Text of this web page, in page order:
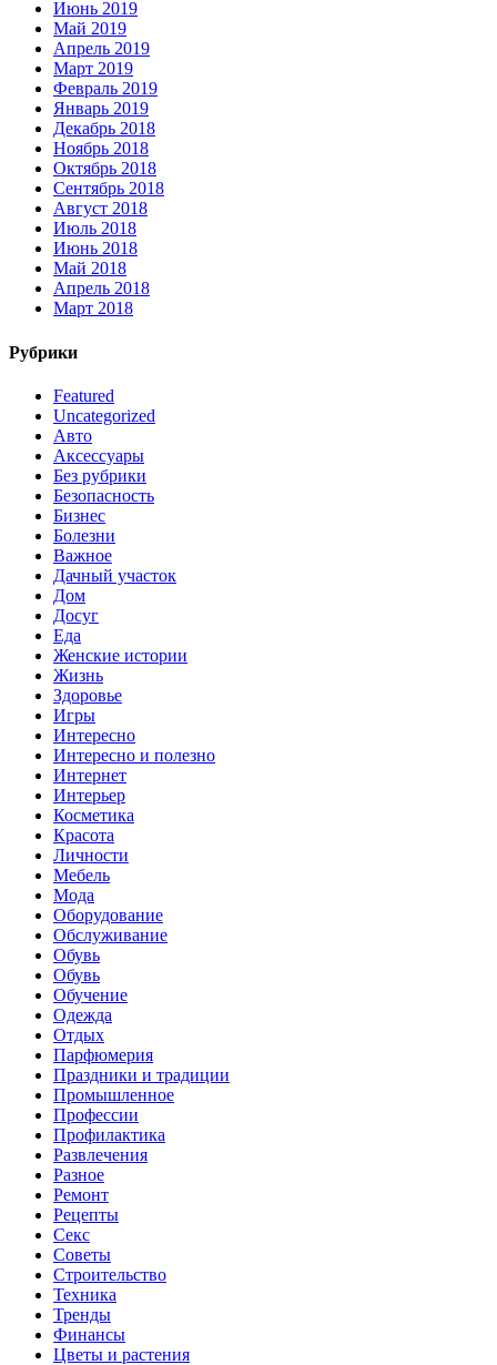
Июнь 2019
Май 2019
Апрель 2019
Март 2019
Февраль 2019
Январь 2019
Декабрь 2018
Ноябрь 2018
Октябрь 2018
Сентябрь 2018
Август 2018
Июль 2018
Июнь 2018
Май 2018
Апрель 2018
Март 2018
Рубрики
Featured
Uncategorized
Авто
Аксессуары
Без рубрики
Безопасность
Бизнес
Болезни
Важное
Дачный участок
Дом
Досуг
Еда
Женские истории
Жизнь
Здоровье
Игры
Интересно
Интересно и полезно
Интернет
Интерьер
Косметика
Красота
Личности
Мебель
Мода
Оборудование
Обслуживание
Обувь
Обувь
Обучение
Одежда
Отдых
Парфюмерия
Праздники и традиции
Промышленное
Профессии
Профилактика
Развлечения
Разное
Ремонт
Рецепты
Секс
Советы
Строительство
Техника
Тренды
Финансы
Цветы и растения